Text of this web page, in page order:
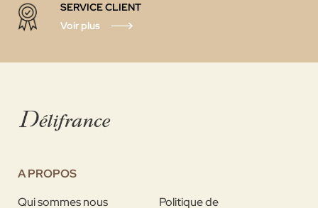
SERVICE CLIENT
Voir plus
A PROPOS
Qui sommes nous
Politique de